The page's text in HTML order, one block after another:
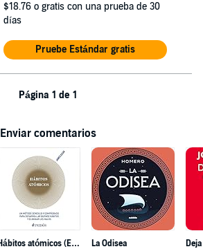
$18.76 o gratis con una prueba de 30
días
Pruebe Estándar gratis
Página 1 de 1
Enviar comentarios
Hábitos atómicos (Español neutro)
La Odisea